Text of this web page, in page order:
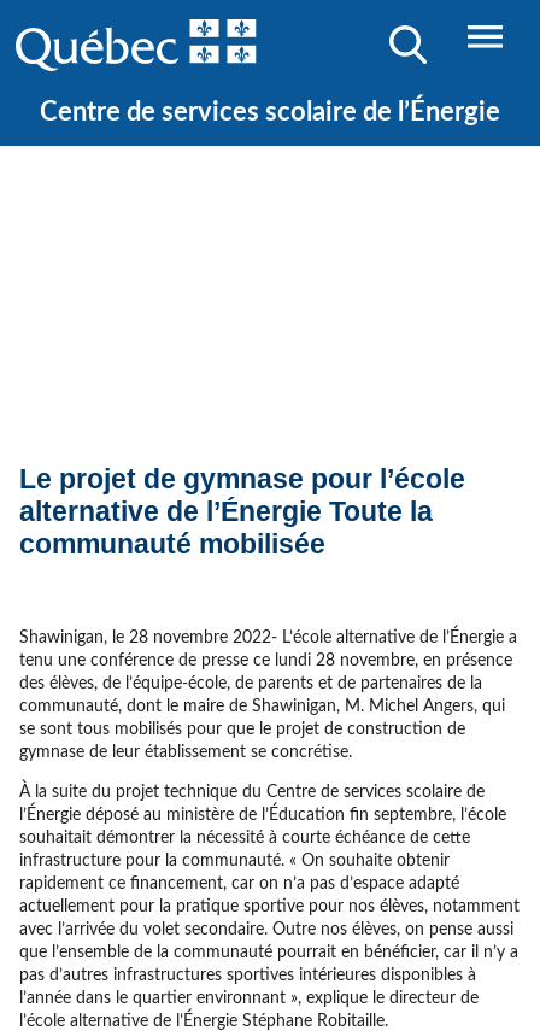
Centre de services scolaire de l’Énergie
Le projet de gymnase pour l’école
alternative de l’Énergie Toute la
communauté mobilisée
Shawinigan, le 28 novembre 2022- L’école alternative de l’Énergie a
tenu une conférence de presse ce lundi 28 novembre, en présence
des élèves, de l’équipe-école, de parents et de partenaires de la
communauté, dont le maire de Shawinigan, M. Michel Angers, qui
se sont tous mobilisés pour que le projet de construction de
gymnase de leur établissement se concrétise.
À la suite du projet technique du Centre de services scolaire de
l’Énergie déposé au ministère de l’Éducation fin septembre, l’école
souhaitait démontrer la nécessité à courte échéance de cette
infrastructure pour la communauté. « On souhaite obtenir
rapidement ce financement, car on n’a pas d’espace adapté
actuellement pour la pratique sportive pour nos élèves, notamment
avec l’arrivée du volet secondaire. Outre nos élèves, on pense aussi
que l’ensemble de la communauté pourrait en bénéficier, car il n’y a
pas d’autres infrastructures sportives intérieures disponibles à
l’année dans le quartier environnant », explique le directeur de
l’école alternative de l’Énergie Stéphane Robitaille.